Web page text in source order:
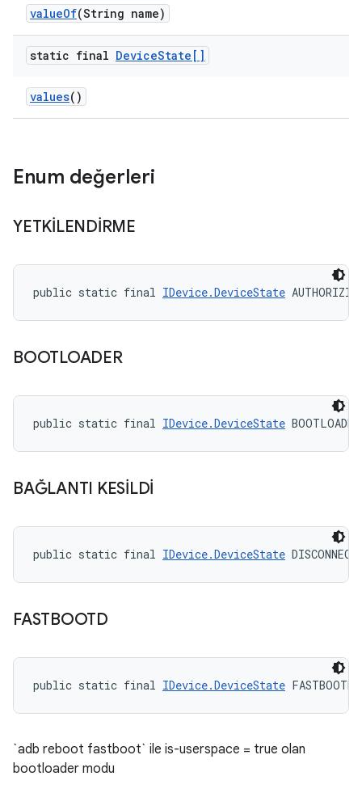
valueOf(String name)
static final DeviceState[]
values()
Enum değerleri
YETKİLENDİRME
public static final IDevice.DeviceState
BOOTLOADER
public static final IDevice.DeviceState BOOTLOADER
BAĞLANTI KESİLDİ
public static final IDevice.DeviceState
FASTBOOTD
public static final IDevice.DeviceState FASTBOOTD
`adb reboot fastboot` ile is-userspace = true olan
bootloader modu